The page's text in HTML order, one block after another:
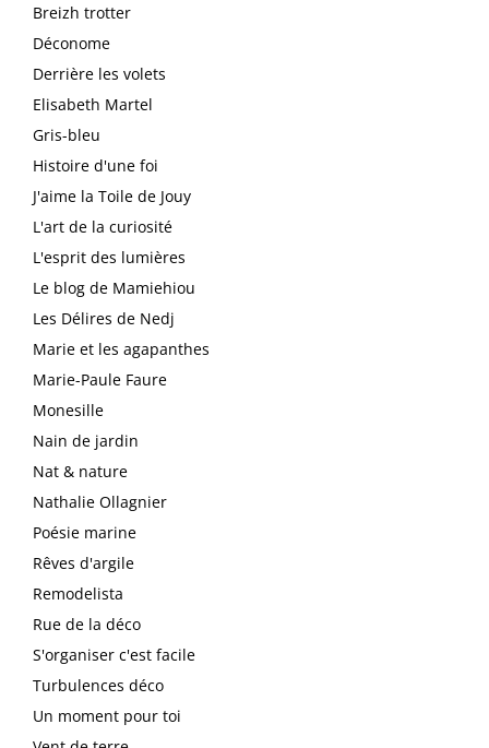
Breizh trotter
Déconome
Derrière les volets
Elisabeth Martel
Gris-bleu
Histoire d'une foi
J'aime la Toile de Jouy
L'art de la curiosité
L'esprit des lumières
Le blog de Mamiehiou
Les Délires de Nedj
Marie et les agapanthes
Marie-Paule Faure
Monesille
Nain de jardin
Nat & nature
Nathalie Ollagnier
Poésie marine
Rêves d'argile
Remodelista
Rue de la déco
S'organiser c'est facile
Turbulences déco
Un moment pour toi